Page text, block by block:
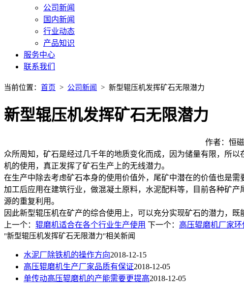
公司新闻
国内新闻
行业动态
产品知识
服务中心
联系我们
当前位置： 首页 > 公司新闻 > 新型辊压机发挥矿石无限潜力
新型辊压机发挥矿石无限潜力
作者：恒
众所周知，矿石是经过几千年的地质变化而成，因为储量有限，所
机的使用，真正发挥了矿石生产上的无线潜力。
在生产中除去考虑矿石本身的使用价值外，尾矿中潜在的价值也是
加工后应用在建筑行业，做混凝土原料，水泥配料等，目前各种矿
源的重复利用。
因此新型辊压机在矿产的综合使用上，可以充分实现矿石的潜力，
上一个： 辊磨机适合在各个行业生产使用 下一个： 高压辊磨机厂家
"新型辊压机发挥矿石无限潜力"相关新闻
水泥厂除铁机的操作方向2018-12-15
高压辊磨机生产厂家品质有保证2018-12-05
单传动高压辊磨机的产能需要更提高2018-12-05